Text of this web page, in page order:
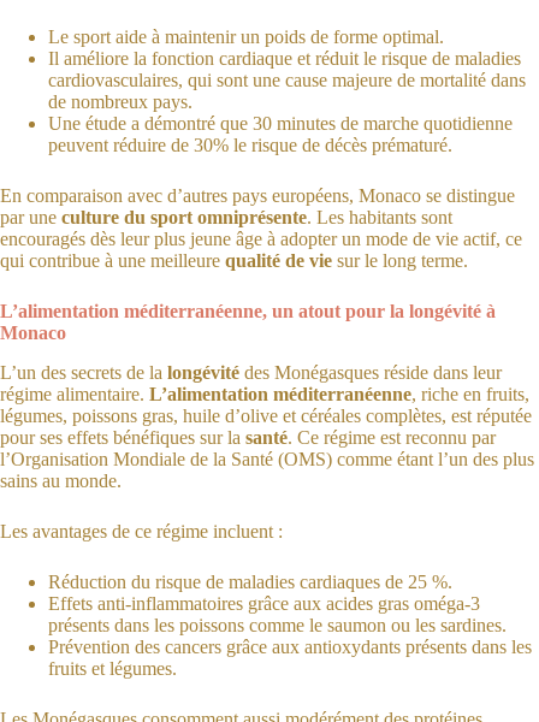
Le sport aide à maintenir un poids de forme optimal.
Il améliore la fonction cardiaque et réduit le risque de maladies
cardiovasculaires, qui sont une cause majeure de mortalité dans
de nombreux pays.
Une étude a démontré que 30 minutes de marche quotidienne
peuvent réduire de 30% le risque de décès prématuré.
En comparaison avec d’autres pays européens, Monaco se distingue
par une culture du sport omniprésente. Les habitants sont
encouragés dès leur plus jeune âge à adopter un mode de vie actif, ce
qui contribue à une meilleure qualité de vie sur le long terme.
L’alimentation méditerranéenne, un atout pour la longévité à
Monaco
L’un des secrets de la longévité des Monégasques réside dans leur
régime alimentaire. L’alimentation méditerranéenne, riche en fruits,
légumes, poissons gras, huile d’olive et céréales complètes, est réputée
pour ses effets bénéfiques sur la santé. Ce régime est reconnu par
l’Organisation Mondiale de la Santé (OMS) comme étant l’un des plus
sains au monde.
Les avantages de ce régime incluent :
Réduction du risque de maladies cardiaques de 25 %.
Effets anti-inflammatoires grâce aux acides gras oméga-3
présents dans les poissons comme le saumon ou les sardines.
Prévention des cancers grâce aux antioxydants présents dans les
fruits et légumes.